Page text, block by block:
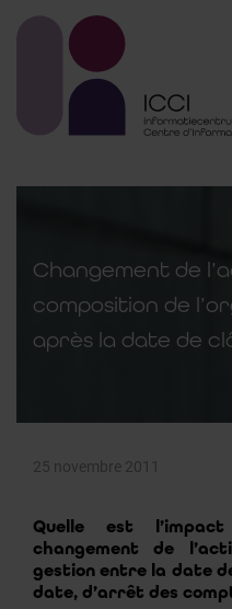
Changement de
composition de
après la date de
25 novembre 2011
Quelle est
changement de
gestion entre la date
date, d’arrêt des